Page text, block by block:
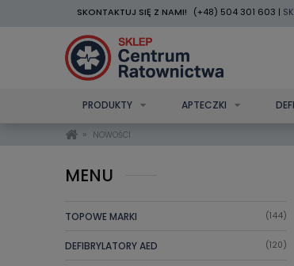
SKONTAKTUJ SIĘ Z NAMI! (+48) 504 301 603 |
PRODUKTY APTECZKI
» NOWOŚCI
MENU
TOPOWE MARKI (144)
DEFIBRYLATORY AED (120)